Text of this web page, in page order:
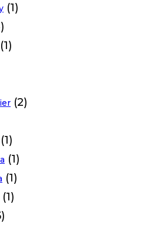
(1)
(1)
(2)
(1)
(1)
(1)
(1)